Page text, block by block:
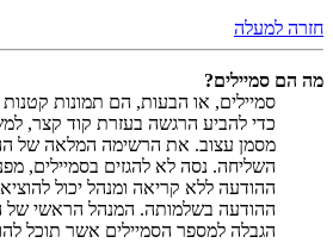
חזרה למעלה
מה הם סמיילים?
סמיילים, או הבעות, הם תמונות
כדי להביע הרגשה בעזרת קוד קצר,
מסמן עצוב. את הרשימה המלאה של
השליחה. נסה לא להגזים בסמיילים,
ההודעה ללא קריאה ומנהל יכול
ההודעה בשלמותה. המנהל הראשי של
הגבלה למספר הסמיילים אשר תוכל